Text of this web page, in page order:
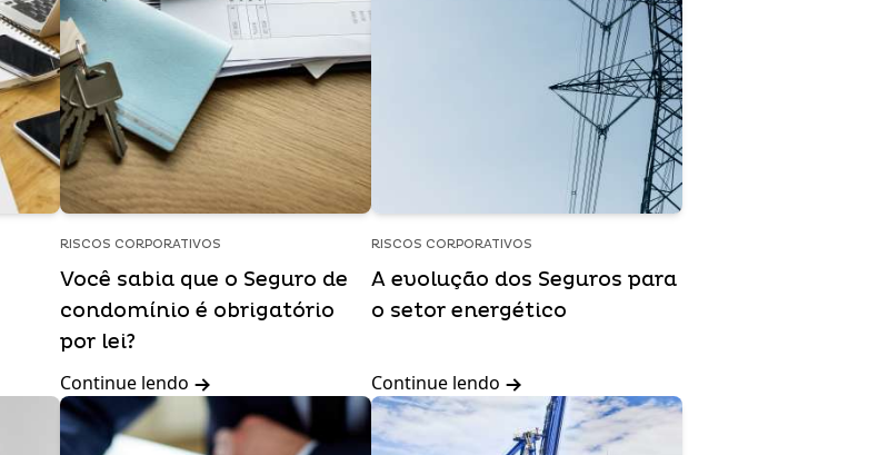
RISCOS CORPORATIVOS
Você sabia que o Seguro de
condomínio é obrigatório
por lei?
Continue lendo
RISCOS CORPORATIVOS
A evolução dos Seguros para
o setor energético
Continue lendo